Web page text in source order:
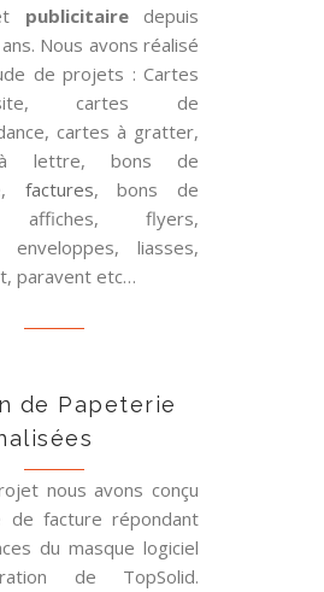
publicitairedepuis
Nous avons réalisé
de projets : Cartes
cartes de
cartes à gratter,
lettre, bons de
factures, bons de
affiches, flyers,
enveloppes, liasses,
paravent etc…
de Papeterie
nous avons conçu
de facture répondant
du masque logiciel
de TopSolid.